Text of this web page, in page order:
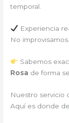
temporal.
Experiencia
No improvisamos.
Sabemos
Rosa de forma
Nuestro servicio
Aquí es donde